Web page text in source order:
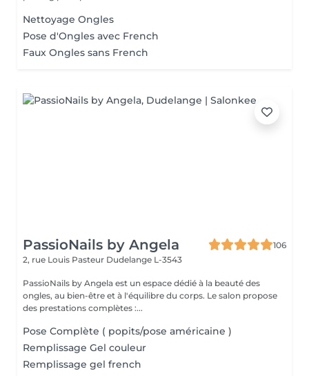
Nettoyage Ongles
Pose d'Ongles avec French
Faux Ongles sans French
PassioNails by Angela
106
2, rue Louis Pasteur Dudelange L-3543
PassioNails by Angela est un espace dédié à la beauté des
ongles, au bien-être et à l'équilibre du corps. Le salon propose
des prestations complètes :...
Pose Complète ( popits/pose américaine )
Remplissage Gel couleur
Remplissage gel french